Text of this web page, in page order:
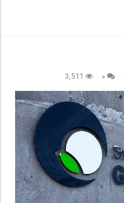
۰ 3,511